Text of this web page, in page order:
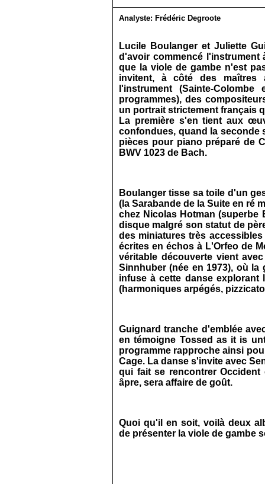
Analyste: Frédéric Degroote
Lucile Boulanger et Juliette
d'avoir commencé l'instrument
que la viole de gambe n'est
invitent, à côté des maîtres
l'instrument (Sainte-
programmes), des
un portrait strictement français
La première s'en tient aux
confondues, quand la seconde
pièces pour piano préparé de
BWV 1023 de Bach.
Boulanger tisse sa toile d'un
(la Sarabande de la Suite en ré
chez Nicolas Hotman (superbe
disque malgré son statut de
des miniatures très
écrites en échos à L'Orfeo de
véritable découverte vient
Sinnhuber (née en 1973), où
infuse à cette danse
(harmoniques arpégés,
Guignard tranche d'emblée
en témoigne Tossed as it is
programme rapproche ainsi
Cage. La danse s'invite avec
qui fait se rencontrer
âpre, sera affaire de goût.
Quoi qu'il en soit, voilà deux
de présenter la viole de gambe